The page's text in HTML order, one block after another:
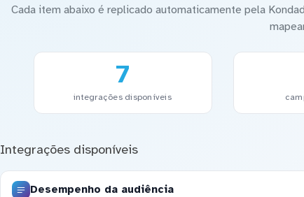
Cada item abaixo é replicado automaticamente pela
7
integrações disponíveis
Integrações disponíveis
Desempenho da audiência